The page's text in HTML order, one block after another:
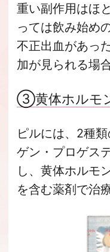
重い副作用はほ
っては飲み始め
不正出血があっ
加が見られる場
③黄体ホルモ
ピルには、2種
ゲン・プロゲス
し、黄体ホルモ
を含む薬剤で治